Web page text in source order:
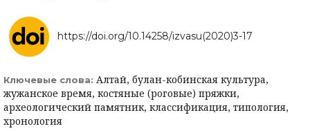
https://doi.org/10.14258/izvasu(2020)3-17
Ключевые слова: Алтай, булан-кобинская культура,
жужанское время, костяные (роговые) пряжки,
археологический памятник, классификация, типология,
хронология